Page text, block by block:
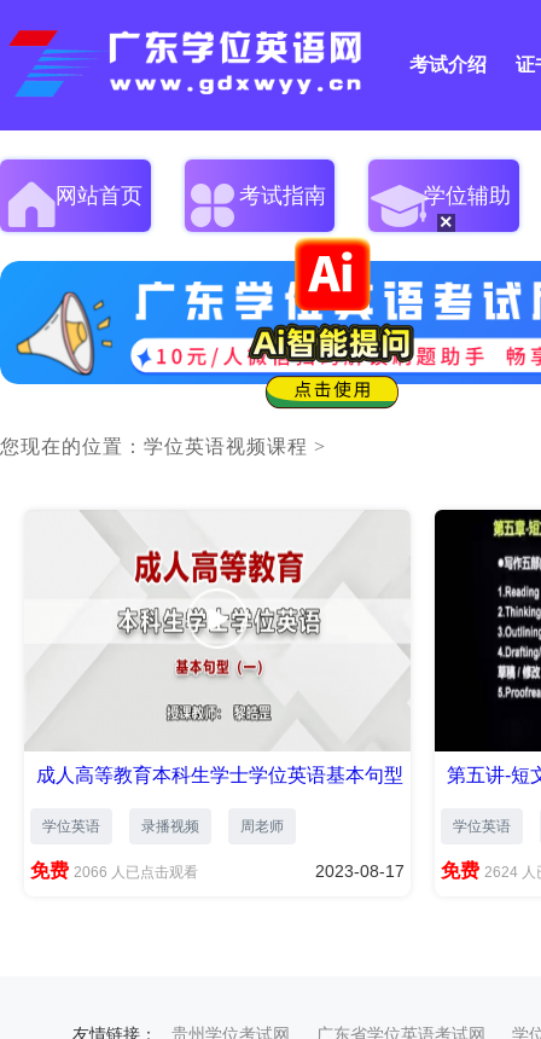
考试介绍 证
网站首页 考试指南 学位辅助
您现在的位置： 学位英语视频课程 >
成人高等教育本科生学士学位英语基本句型
（...
学位英语 录播视频 周老师
免费 2066 人已点击观看 2023-08-17
第五讲-短
学位英语
免费 2624 人
友情链接： 贵州学位考试网 广东省学位英语考试网
学